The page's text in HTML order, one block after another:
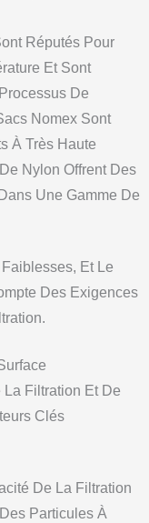
Réputés Pour
Et Sont
De
Nomex Sont
À Très Haute
Nylon Offrent Des
Une Gamme De
Et Le
Des Exigences
La Filtration Et De
Clés
De La Filtration
Particules À